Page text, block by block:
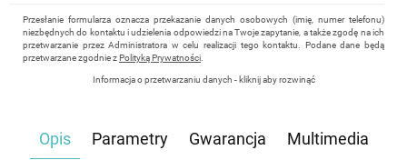
Przesłanie formularza oznacza przekazanie danych osobowych (imię, numer telefonu)
niezbędnych do kontaktu i udzielenia odpowiedzi na Twoje zapytanie, a także zgodę na ich
przetwarzanie przez Administratora w celu realizacji tego kontaktu. Podane dane będą
przetwarzane zgodnie zPolityką Prywatności
Informacja o przetwarzaniu danych - kliknij aby rozwinąć
odpowiedzi, może być w każdej chwili wycofana, kontaktując się z administratorem, np.
Opis Parametry Gwarancja Multimedia